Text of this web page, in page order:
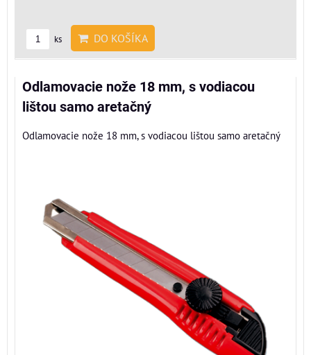
ks DO KOŠÍKA
Odlamovacie nože 18 mm, s vodiacou
lištou samo aretačný
Odlamovacie nože 18 mm, s vodiacou lištou samo aretačný